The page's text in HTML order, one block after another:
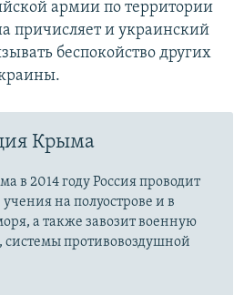
армии по территории
причисляет и украинский
беспокойство других
Крыма
в 2014 году Россия проводит
на полуострове и в
а также завозит военную
системы противовоздушной